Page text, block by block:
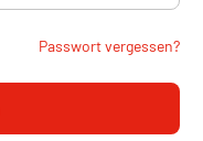
Passwort vergessen?